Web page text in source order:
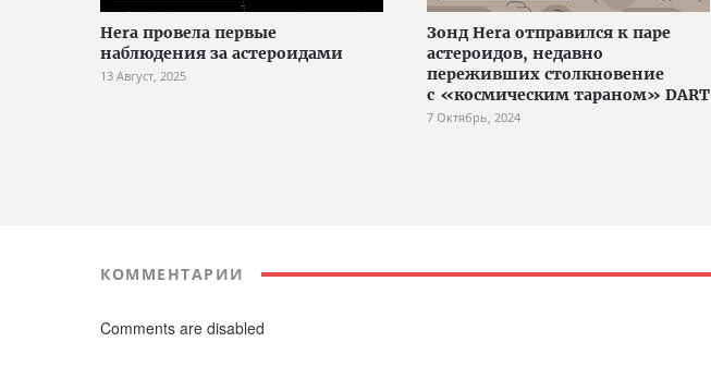
Hera провела первые
наблюдения за астероидами
13 Август, 2025
Зонд Hera отправился к паре
астероидов, недавно
переживших столкновение
с «космическим тараном» DART
7 Октябрь, 2024
КОММЕНТАРИИ
Comments are disabled